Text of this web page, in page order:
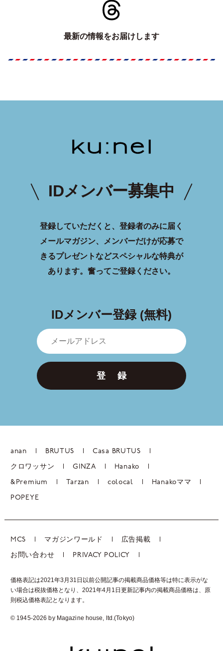
最新の情報をお届けします
IDメンバー募集中
登録していただくと、登録者のみに届く
メールマガジン、メンバーだけが応募で
きるプレゼントなどスペシャルな特典が
あります。 奮ってご登録ください。
IDメンバー登録 (無料)
登 録
anan BRUTUS Casa BRUTUS
クロワッサン GINZA Hanako
&Premium Tarzan colocal Hanakoママ
POPEYE
MCS マガジンワールド 広告掲載
お問い合わせ PRIVACY POLICY
価格表記は2021年3月31日以前公開記事の掲載商品価格等は特に表示がな
い場合は税抜価格となり、2021年4月1日更新記事内の掲載商品価格は、 原
則税込価格表記となります。
© 1945-2026 by Magazine house, ltd.(Tokyo)